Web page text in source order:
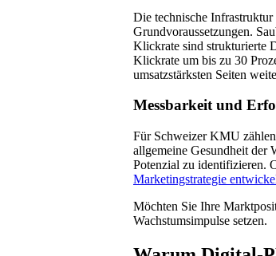
Die technische
Grundvoraussetzungen.
Klickrate sind strukturierte
Klickrate um bis zu 30
umsatzstärksten Seiten
Messbarkeit und
Für Schweizer KMU
allgemeine Gesundheit der
Potenzial zu identifizieren.
Marketingstrategie
Möchten Sie Ihre
Wachstumsimpulse setzen.